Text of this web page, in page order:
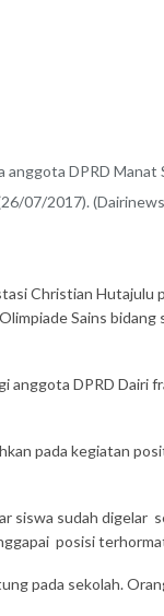
anggota DPRD
07/2017).
Christian Hutajulu
Sains
DPRD Dairi
pada kegiatan
siswa sudah digelar
posisi
pada sekolah.